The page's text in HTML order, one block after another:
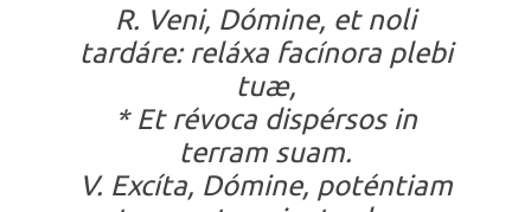
R. Veni, Dómine, et noli
tardáre: reláxa facínora plebi
tuæ,
* Et révoca dispérsos in
terram suam.
V. Excíta, Dómine, poténtiam